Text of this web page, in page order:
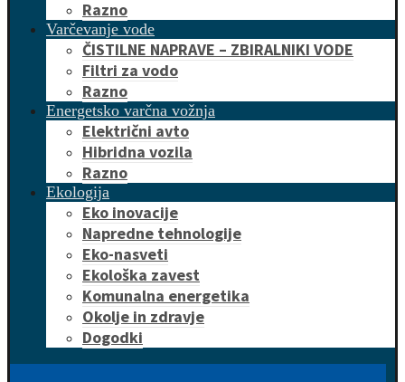
Razno
Varčevanje vode
ČISTILNE NAPRAVE – ZBIRALNIKI VODE
Filtri za vodo
Razno
Energetsko varčna vožnja
Električni avto
Hibridna vozila
Razno
Ekologija
Eko inovacije
Napredne tehnologije
Eko-nasveti
Ekološka zavest
Komunalna energetika
Okolje in zdravje
Dogodki